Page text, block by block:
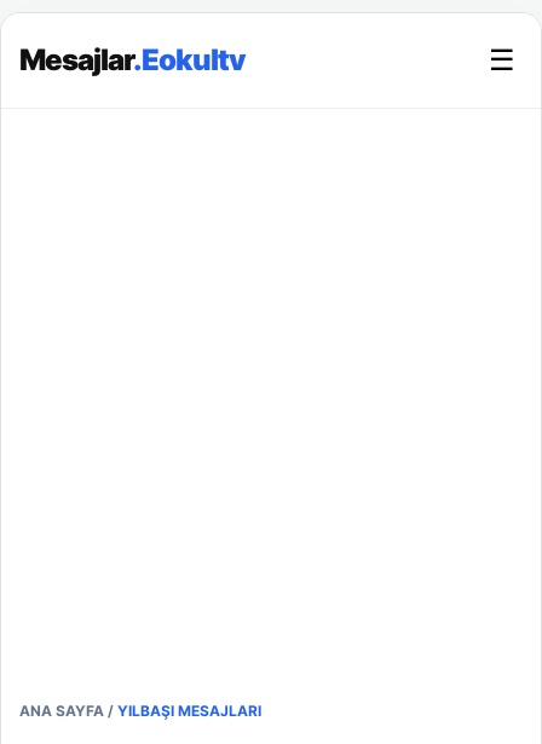
Mesajlar.Eokultv ☰
ANA SAYFA / YILBAŞI MESAJLARI